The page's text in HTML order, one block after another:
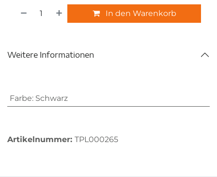
In den Warenkorb
Weitere Informationen
Farbe: Schwarz
Artikelnummer: TPL000265